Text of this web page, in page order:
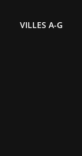
VILLES A-G